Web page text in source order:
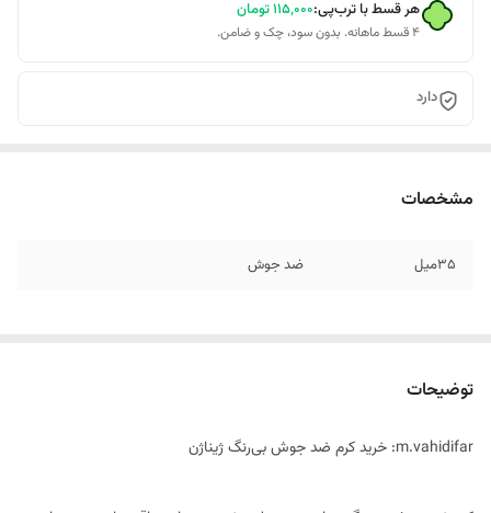
هر قسط با ترب‌پی:۱۱۵٬۰۰۰تومان
۴ قسط ماهانه. بدون سود، چک و ضامن.
دارد
مشخصات
۳۵میل ضد جوش
توضیحات
m.vahidifar: خرید کرم ضد جوش بی‌رنگ ژیناژن